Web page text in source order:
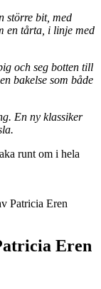
större bit, med
en tårta, i linje med
och seg botten till
bakelse som både
En ny klassiker
runt om i hela
Eren